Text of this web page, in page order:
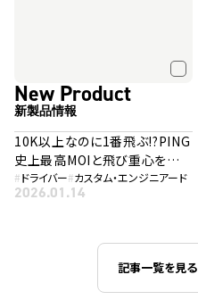
New Product
新製品情報
10K以上なのに1番飛ぶ!?PING
史上最高MOIと飛び重心を融
合した「G440 K」
#ドライバー#カスタム・エンジニアード
2026.01.14
記事一覧を見る